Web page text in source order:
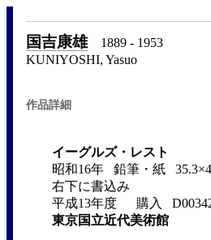
国吉康雄1889 - 1953
KUNIYOSHI, Yasuo
作品詳細
イーグルズ・レスト
昭和16年 鉛筆・紙
右下に書込み
平成13年度 購入
東京国立近代美術館